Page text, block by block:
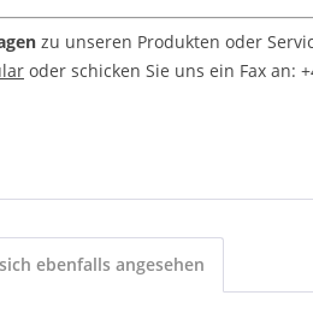
zu unseren Produkten oder
oder schicken Sie uns ein Fax an:
ebenfalls angesehen